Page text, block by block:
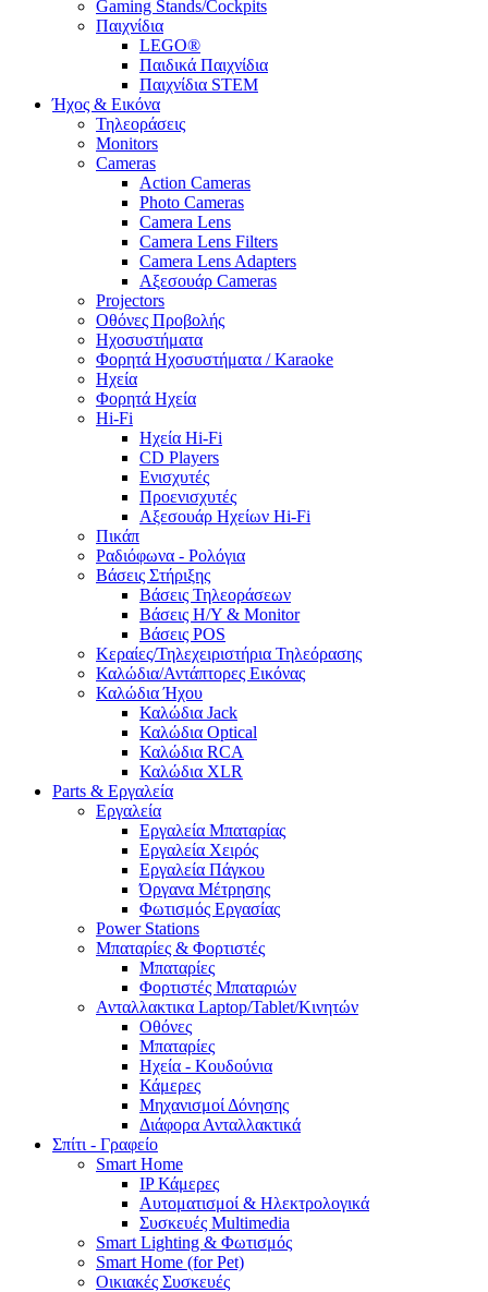
Gaming Stands/Cockpits
Παιχνίδια
LEGO®
Παιδικά Παιχνίδια
Παιχνίδια STEM
Ήχος & Εικόνα
Τηλεοράσεις
Monitors
Cameras
Action Cameras
Photo Cameras
Camera Lens
Camera Lens Filters
Camera Lens Adapters
Αξεσουάρ Cameras
Projectors
Οθόνες Προβολής
Ηχοσυστήματα
Φορητά Ηχοσυστήματα / Karaoke
Ηχεία
Φορητά Ηχεία
Hi-Fi
Ηχεία Hi-Fi
CD Players
Ενισχυτές
Προενισχυτές
Αξεσουάρ Ηχείων Hi-Fi
Πικάπ
Ραδιόφωνα - Ρολόγια
Βάσεις Στήριξης
Βάσεις Τηλεοράσεων
Βάσεις Η/Υ & Monitor
Βάσεις POS
Κεραίες/Τηλεχειριστήρια Τηλεόρασης
Καλώδια/Αντάπτορες Εικόνας
Καλώδια Ήχου
Καλώδια Jack
Καλώδια Optical
Καλώδια RCA
Καλώδια XLR
Parts & Εργαλεία
Εργαλεία
Εργαλεία Μπαταρίας
Εργαλεία Χειρός
Εργαλεία Πάγκου
Όργανα Μέτρησης
Φωτισμός Εργασίας
Power Stations
Μπαταρίες & Φορτιστές
Μπαταρίες
Φορτιστές Μπαταριών
Ανταλλακτικα Laptop/Tablet/Κινητών
Οθόνες
Μπαταρίες
Ηχεία - Κουδούνια
Κάμερες
Μηχανισμοί Δόνησης
Διάφορα Ανταλλακτικά
Σπίτι - Γραφείο
Smart Home
IP Κάμερες
Αυτοματισμοί & Ηλεκτρολογικά
Συσκευές Multimedia
Smart Lighting & Φωτισμός
Smart Home (for Pet)
Οικιακές Συσκευές